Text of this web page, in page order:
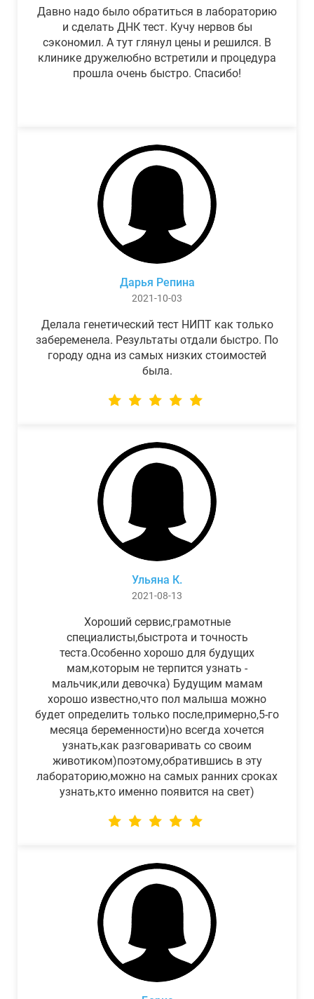
Давно надо было обратиться в лабораторию
и сделать ДНК тест. Кучу нервов бы
сэкономил. А тут глянул цены и решился. В
клинике дружелюбно встретили и процедура
прошла очень быстро. Спасибо!
Дарья Репина
2021-10-03
Делала генетический тест НИПТ как только
забеременела. Результаты отдали быстро. По
городу одна из самых низких стоимостей
была.
Ульяна К.
2021-08-13
Хороший сервис,грамотные
специалисты,быстрота и точность
теста.Особенно хорошо для будущих
мам,которым не терпится узнать -
мальчик,или девочка) Будущим мамам
хорошо известно,что пол малыша можно
будет определить только после,примерно,5-го
месяца беременности)но всегда хочется
узнать,как разговаривать со своим
животиком)поэтому,обратившись в эту
лабораторию,можно на самых ранних сроках
узнать,кто именно появится на свет)